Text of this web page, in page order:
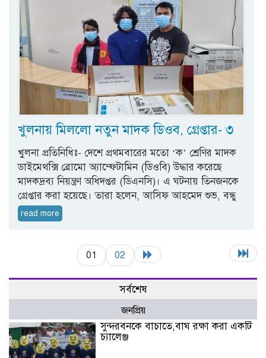
খুলনায় ​মিললো নতুন মাদক ডিওব, গ্রেপ্তার- ৩
খুলনা প্রতিনিধিঃ- দেশে প্রথমবারের মতো ‘ক’ শ্রেণির মাদক
ডাইমেথক্সি ব্রোমো অ্যাম্ফেটামিন (ডিওবি) উদ্ধার করেছে
মাদকদ্রব্য নিয়ন্ত্রণ অধিদপ্তর (ডিএনসি)। এ ঘটনায় তিনজনকে
গ্রেপ্তার করা হয়েছে। তারা হলেন, আসিফ আহমেদ শুভ, বন্ধু
read more
01 02
সর্বশেষ
জনপ্রিয়
সুন্দরবনকে বাচাতে,বাঘ রক্ষা করা একটি
চ্যালেঞ্জ